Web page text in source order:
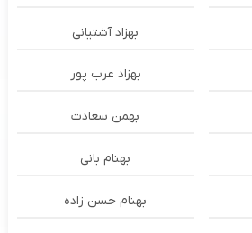
بهزاد آشتیانی
بهزاد عرب پور
بهمن سعادت
بهنام بانی
بهنام حسن زاده